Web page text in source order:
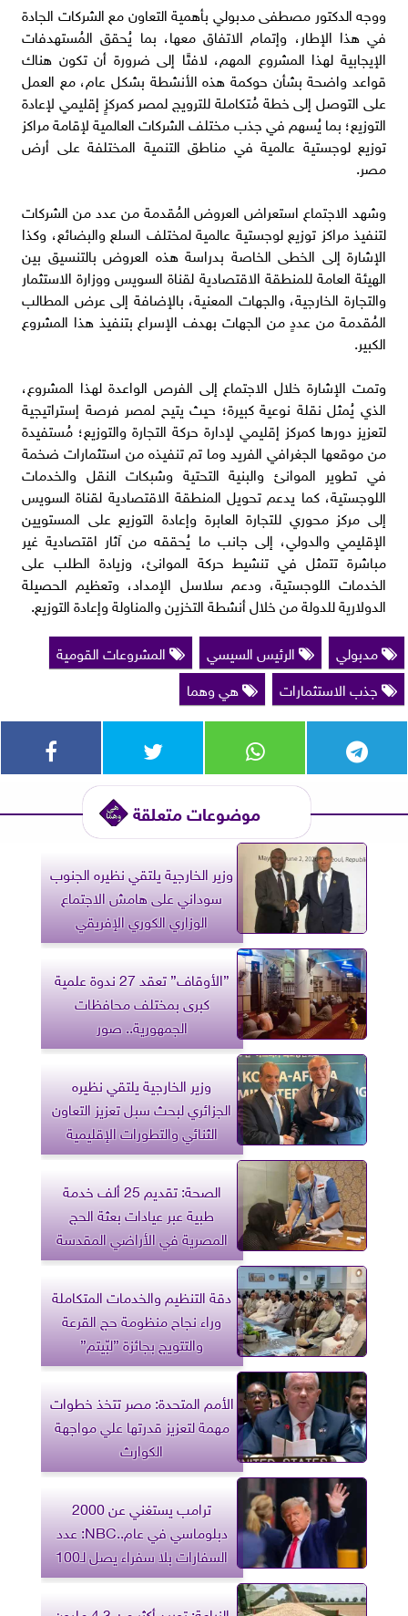
ووجه الدكتور مصطفى مدبولي بأهمية التعاون مع الشركات الجادة
في هذا الإطار، وإتمام الاتفاق معها، بما يُحقق المُستهدفات
الإيجابية لهذا المشروع المهم، لافتًا إلى ضرورة أن تكون هناك
قواعد واضحة بشأن حوكمة هذه الأنشطة بشكل عام، مع العمل
على التوصل إلى خطة مُتكاملة للترويج لمصر كمركزٍ إقليمي لإعادة
التوزيع؛ بما يُسهم في جذب مختلف الشركات العالمية لإقامة مراكز
توزيع لوجستية عالمية في مناطق التنمية المختلفة على أرض
مصر.
وشهد الاجتماع استعراض العروض المُقدمة من عدد من الشركات
لتنفيذ مراكز توزيع لوجستية عالمية لمختلف السلع والبضائع، وكذا
الإشارة إلى الخطى الخاصة بدراسة هذه العروض بالتنسيق بين
الهيئة العامة للمنطقة الاقتصادية لقناة السويس ووزارة الاستثمار
والتجارة الخارجية، والجهات المعنية، بالإضافة إلى عرض المطالب
المُقدمة من عددٍ من الجهات بهدف الإسراع بتنفيذ هذا المشروع
الكبير.
وتمت الإشارة خلال الاجتماع إلى الفرص الواعدة لهذا المشروع،
الذي يُمثل نقلة نوعية كبيرة؛ حيث يتيح لمصر فرصة إستراتيجية
لتعزيز دورها كمركز إقليمي لإدارة حركة التجارة والتوزيع؛ مُستفيدة
من موقعها الجغرافي الفريد وما تم تنفيذه من استثمارات ضخمة
في تطوير الموانئ والبنية التحتية وشبكات النقل والخدمات
اللوجستية، كما يدعم تحويل المنطقة الاقتصادية لقناة السويس
إلى مركز محوري للتجارة العابرة وإعادة التوزيع على المستويين
الإقليمي والدولي، إلى جانب ما يُحققه من آثار اقتصادية غير
مباشرة تتمثل في تنشيط حركة الموانئ، وزيادة الطلب على
الخدمات اللوجستية، ودعم سلاسل الإمداد، وتعظيم الحصيلة
الدولارية للدولة من خلال أنشطة التخزين والمناولة وإعادة التوزيع.
مدبولي
الرئيس السيسي
المشروعات القومية
جذب الاستثمارات
هي وهما
موضوعات متعلقة
وزير الخارجية يلتقي نظيره الجنوب
سوداني على هامش الاجتماع
الوزاري الكوري الإفريقي
”الأوقاف” تعقد 27 ندوة علمية
كبرى بمختلف محافظات
الجمهورية.. صور
وزير الخارجية يلتقي نظيره
الجزائري لبحث سبل تعزيز التعاون
الثنائي والتطورات الإقليمية
الصحة: تقديم 25 ألف خدمة
طبية عبر عيادات بعثة الحج
المصرية في الأراضي المقدسة
دقة التنظيم والخدمات المتكاملة
وراء نجاح منظومة حج القرعة
والتتويج بجائزة ”لبّيتم”
الأمم المتحدة: مصر تتخذ خطوات
مهمة لتعزيز قدرتها علي مواجهة
الكوارث
ترامب يستغني عن 2000
دبلوماسي في عام..NBC: عدد
السفارات بلا سفراء يصل لـ100